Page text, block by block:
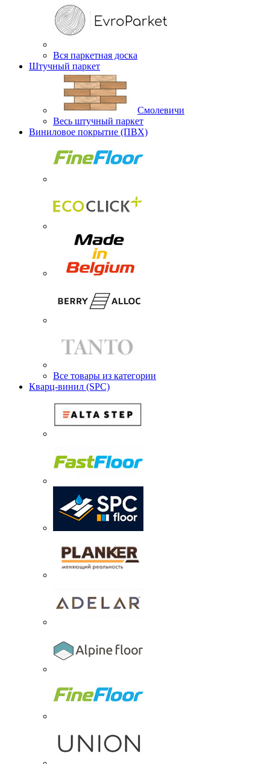
Вся паркетная доска
Штучный паркет
Смолевичи
Весь штучный паркет
Виниловое покрытие (ПВХ)
Все товары из категории
Кварц-винил (SPC)